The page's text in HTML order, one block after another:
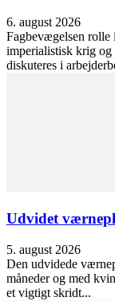
6. august 2026
Fagbevægelsen rolle
imperialistisk krig og
diskuteres i
Udvidet
5. august 2026
Den udvidede
måneder og med
et vigtigt skridt...